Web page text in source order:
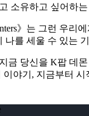
소유하고 싶어하
》는 그런 우리
나를 세울 수 있는
금 당신을 K팝 데
이야기, 지금부터 시